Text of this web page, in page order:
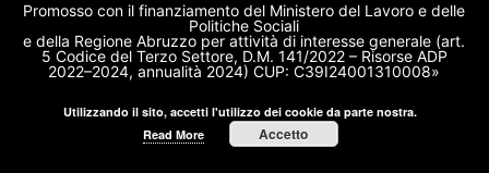
Promosso con il finanziamento del Ministero del Lavoro e delle
Politiche Sociali
e della Regione Abruzzo per attività di interesse generale (art.
5 Codice del Terzo Settore, D.M. 141/2022 – Risorse ADP
2022–2024, annualità 2024) CUP: C39I24001310008»
Utilizzando il sito, accetti l'utilizzo dei cookie da parte nostra.
Read More
Accetto